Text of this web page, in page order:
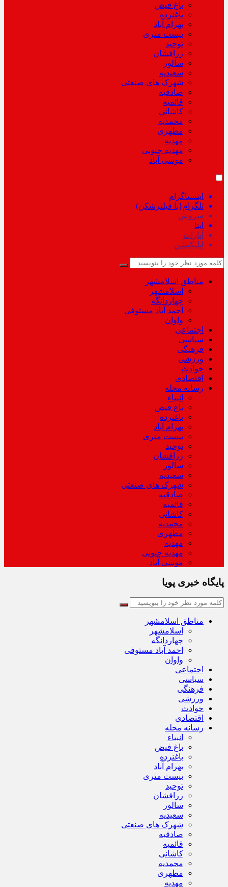
باغ فیض
باغنرده
بهرام آباد
بیست متری
توحید
زرافشان
سالور
سعیدیه
شهرک های صنعتی
صادقیه
قائمیه
کاشانی
محمدیه
مطهری
مهدیه
مهدیه جنوبی
موسی آباد
اینستاگرام
تلگرام{با فیلترشکن)
سروش
ایتا
آپارات
اپلیکیشن
مناطق اسلامشهر
اسلامشهر
چهاردانگه
احمد آباد مستوفی
واوان
اجتماعی
سیاسی
فرهنگی
ورزشی
حوادث
اقتصادی
رسانه محله
انبیاء
باغ فیض
باغنرده
بهرام آباد
بیست متری
توحید
زرافشان
سالور
سعیدیه
شهرک های صنعتی
صادقیه
قائمیه
کاشانی
محمدیه
مطهری
مهدیه
مهدیه جنوبی
موسی آباد
پایگاه خبری پویا
مناطق اسلامشهر
اسلامشهر
چهاردانگه
احمد آباد مستوفی
واوان
اجتماعی
سیاسی
فرهنگی
ورزشی
حوادث
اقتصادی
رسانه محله
انبیاء
باغ فیض
باغنرده
بهرام آباد
بیست متری
توحید
زرافشان
سالور
سعیدیه
شهرک های صنعتی
صادقیه
قائمیه
کاشانی
محمدیه
مطهری
مهدیه